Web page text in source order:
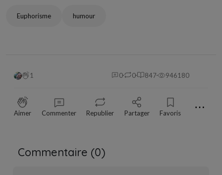
Euphorisme humour
1 0 0 847 946180
Aimer Commenter Republier Partager Favoris ⋯
Commentaire (0)